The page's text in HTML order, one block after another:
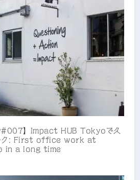
#007】Impact HUB Tokyoで久
ーク: First office work at
in a long time